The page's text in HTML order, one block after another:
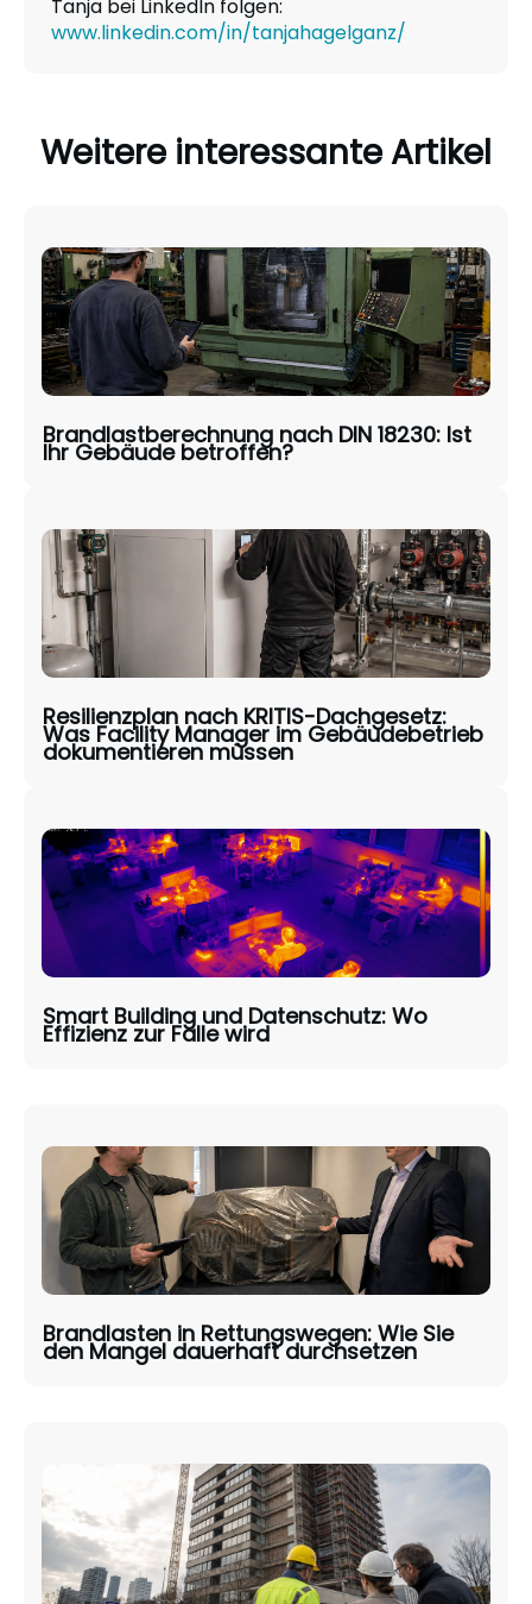
Tanja bei LinkedIn folgen:
www.linkedin.com/in/tanjahagelganz/
Weitere interessante Artikel
Brandlastberechnung nach DIN 18230: Ist
Ihr Gebäude betroffen?
Resilienzplan nach KRITIS-Dachgesetz:
Was Facility Manager im Gebäudebetrieb
dokumentieren müssen
Smart Building und Datenschutz: Wo
Effizienz zur Falle wird
Brandlasten in Rettungswegen: Wie Sie
den Mangel dauerhaft durchsetzen